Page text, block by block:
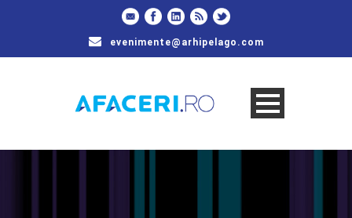
evenimente@arhipelago.com